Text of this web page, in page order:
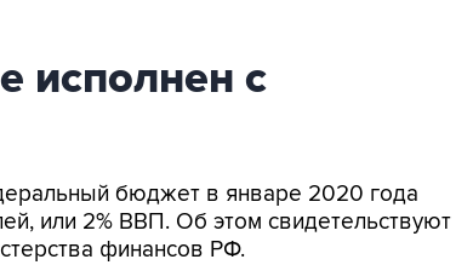
исполнен с
бюджет в январе 2020 года
или 2% ВВП. Об этом свидетельствуют
финансов РФ.